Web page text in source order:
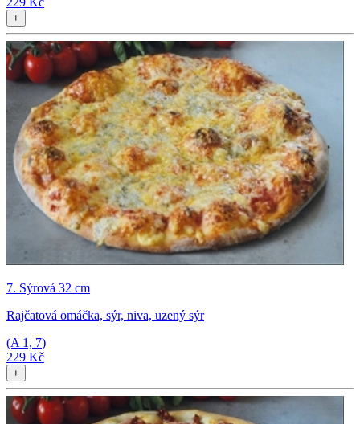
+
7. Sýrová 32 cm
Rajčatová omáčka, sýr, niva, uzený sýr
(A 1, 7)
229 Kč
+